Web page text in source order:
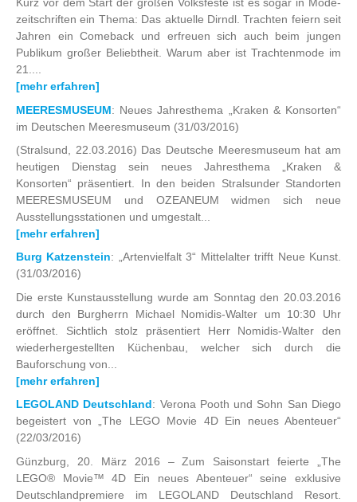
Kurz vor dem Start der großen Volksfeste ist es sogar in Mode-
zeitschriften ein Thema: Das aktuelle Dirndl. Trachten feiern seit
Jahren ein Comeback und erfreuen sich auch beim jungen
Publikum großer Beliebtheit. Warum aber ist Trachtenmode im
21....
[mehr erfahren]
MEERESMUSEUM: Neues Jahresthema „Kraken & Konsorten“
im Deutschen Meeresmuseum (31/03/2016)
(Stralsund, 22.03.2016) Das Deutsche Meeresmuseum hat am
heutigen Dienstag sein neues Jahresthema „Kraken &
Konsorten“ präsentiert. In den beiden Stralsunder Standorten
MEERESMUSEUM und OZEANEUM widmen sich neue
Ausstellungsstationen und umgestalt...
[mehr erfahren]
Burg Katzenstein: „Artenvielfalt 3“ Mittelalter trifft Neue Kunst.
(31/03/2016)
Die erste Kunstausstellung wurde am Sonntag den 20.03.2016
durch den Burgherrn Michael Nomidis-Walter um 10:30 Uhr
eröffnet. Sichtlich stolz präsentiert Herr Nomidis-Walter den
wiederhergestellten Küchenbau, welcher sich durch die
Bauforschung von...
[mehr erfahren]
LEGOLAND Deutschland: Verona Pooth und Sohn San Diego
begeistert von „The LEGO Movie 4D Ein neues Abenteuer“
(22/03/2016)
Günzburg, 20. März 2016 – Zum Saisonstart feierte „The
LEGO® Movie™ 4D Ein neues Abenteuer“ seine exklusive
Deutschlandpremiere im LEGOLAND Deutschland Resort.